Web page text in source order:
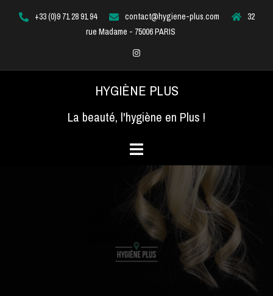
+33 (0)9 71 28 91 94 contact@hygiene-plus.com
32
rue Madame - 75006 PARIS
Instagram
HYGIÈNE PLUS
La beauté, l'hygiène en Plus !